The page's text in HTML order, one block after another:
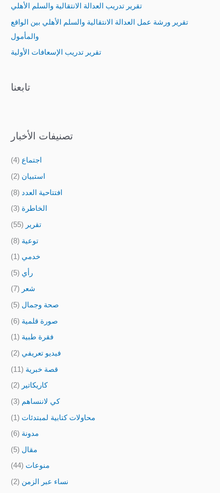
o
r
:
تقرير تدريب العدالة الانتقالية والسلم الأهلي
تقرير ورشة عمل العدالة الانتقالية والسلم الأهلي بين الواقع
والمأمول
تقرير تدريب الإسعافات الأولية
تابعنا
تصنيفات الأخبار
اجتماع (4)
استبيان (2)
افتتاحية العدد (8)
الخاطرة (3)
تقرير (55)
توعية (8)
خدمي (1)
رأي (5)
شعر (7)
صحة وجمال (5)
صورة قلمية (6)
فقرة طبية (1)
فيديو تعريفي (2)
قصة خبرية (11)
كاريكاتير (2)
كي لاننساهم (3)
محاولات كتابية لمبتدئات (1)
مدونة (6)
مقال (5)
منوعات (44)
نساء عبر الزمن (2)